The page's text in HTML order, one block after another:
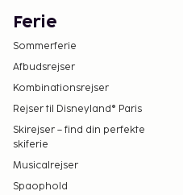
Ferie
Sommerferie
Afbudsrejser
Kombinationsrejser
Rejser til Disneyland® Paris
Skirejser – find din perfekte
skiferie
Musicalrejser
Spaophold